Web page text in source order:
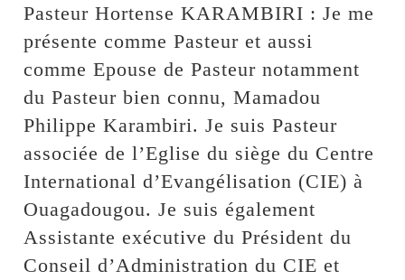
Pasteur Hortense KARAMBIRI : Je me
présente comme Pasteur et aussi
comme Epouse de Pasteur notamment
du Pasteur bien connu, Mamadou
Philippe Karambiri. Je suis Pasteur
associée de l’Eglise du siège du Centre
International d’Evangélisation (CIE) à
Ouagadougou. Je suis également
Assistante exécutive du Président du
Conseil d’Administration du CIE et